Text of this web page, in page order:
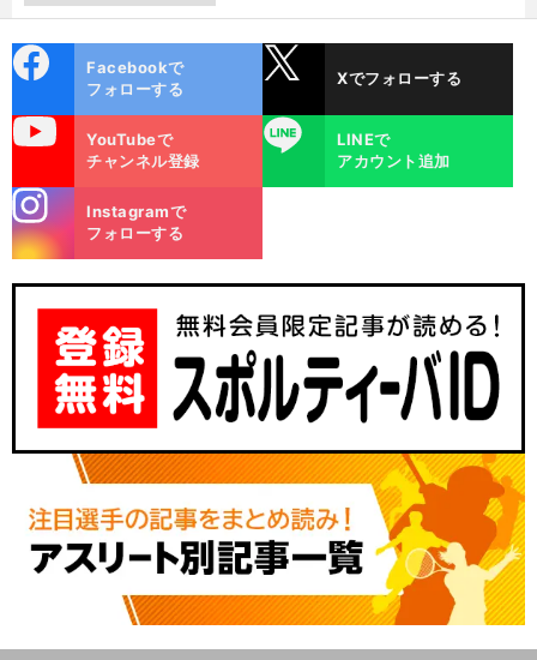
ok
Facebookで
フォローする
Xでフォローする
YouTubeで
チャンネル登録
LINE
LINEで
アカウント追加
m
Instagramで
フォローする